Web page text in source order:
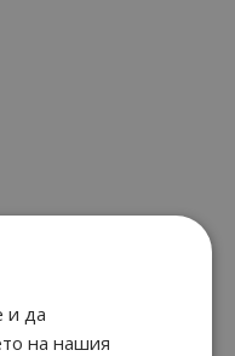
и да
на нашия